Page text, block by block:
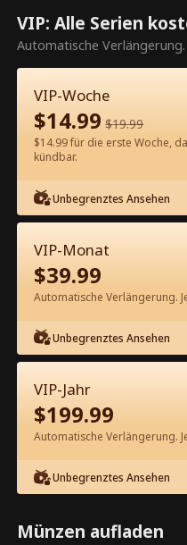
Dies ist eine
Episode.
60
Kostenlos
Episode 83 -
Blitzenschnelle
0-49 50-83
79 80
VIP: Alle Serien
Automatische
VIP-Woche
$14.99 $19.99
$14.99 für die erste Woche,
kündbar.
Unbegrenztes Ansehen
VIP-Monat
$39.99
Automatische Verlängerung.
Unbegrenztes Ansehen
VIP-Jahr
$199.99
Automatische Verlängerung.
Unbegrenztes Ansehen
Münzen aufladen